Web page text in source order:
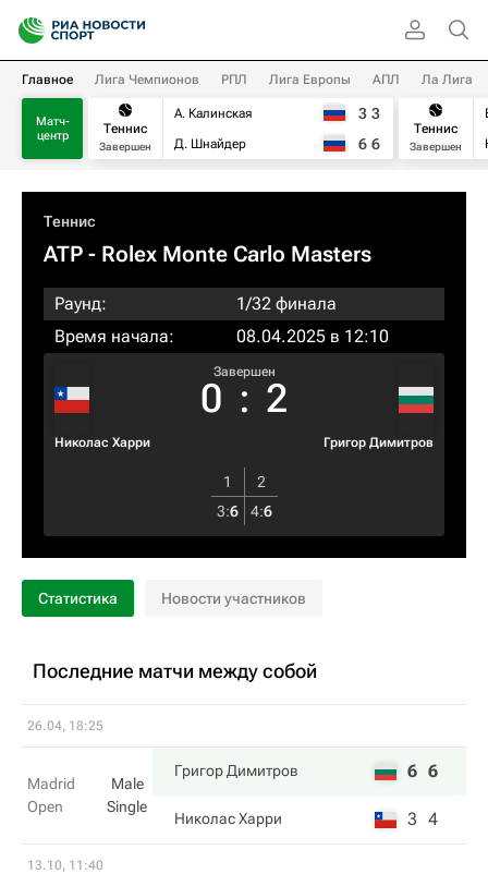
Главное Лига Чемпионов РПЛ Лига Европы АПЛ Ла Лига
Матч-
центр
Теннис
Завершен
А. Калинская
Д. Шнайдер
3 3
6 6
Теннис
Завершен
Теннис
ATP - Rolex Monte Carlo Masters
Раунд:
1/32 финала
Время начала:
08.04.2025 в 12:10
Николас Харри
Завершен
0 : 2
Григор Димитров
1
2
3:6 4:6
Статистика Новости участников
Последние матчи между собой
26.04, 18:25
Madrid
Open
Male
Single
Григор Димитров 6 6
Николас Харри 3 4
13.10, 11:40